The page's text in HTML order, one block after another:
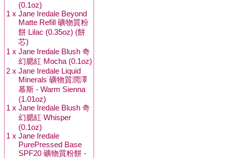
(0.1oz)
1 x Jane Iredale Beyond
Matte Refill 礦物質粉
餅 Lilac (0.35oz) (餅
芯)
1 x Jane Iredale Blush 奇
幻腮紅 Mocha (0.1oz)
2 x Jane Iredale Liquid
Minerals 礦物質潤澤
慕斯 - Warm Sienna
(1.01oz)
1 x Jane Iredale Blush 奇
幻腮紅 Whisper
(0.1oz)
1 x Jane Iredale
PurePressed Base
SPF20 礦物質粉餅 -